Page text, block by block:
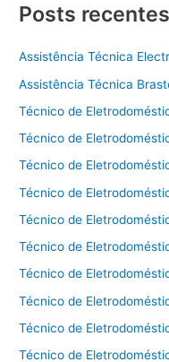
Posts recentes
Assistência Técnica
Assistência Técnica
Técnico de
Técnico de
Técnico de
Técnico de
Técnico de
Técnico de
Técnico de
Técnico de
Técnico de
Técnico de